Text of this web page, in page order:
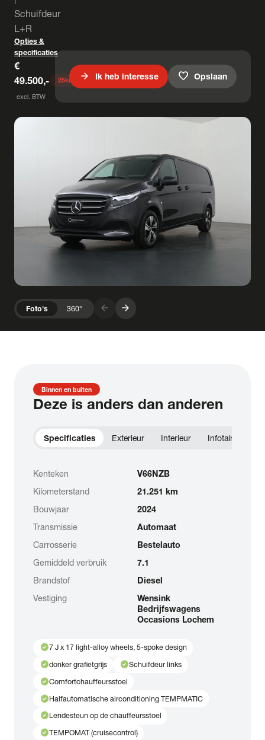
Schuifdeur
L+R
Opties &
specificaties
€
49.500,-
excl. BTW
25keer bekeken
arrow_forward Ik heb interesse favorite Opslaan
Foto's 360° arrow_forward arrow_forward
Binnen en buiten
Deze is anders dan anderen
Specificaties Exterieur Interieur Infotainment
Kenteken
V66NZB
Kilometerstand
21.251 km
Bouwjaar
2024
Transmissie
Automaat
Carrosserie
Bestelauto
Gemiddeld verbruik
7.1
Brandstof
Diesel
Vestiging
Wensink
Bedrijfswagens
Occasions Lochem
check_circle7 J x 17 light-alloy wheels, 5-spoke design
check_circledonker grafietgrijs check_circleSchuifdeur links
check_circleComfortchauffeursstoel
check_circleHalfautomatische airconditioning TEMPMATIC
check_circleLendesteun op de chauffeursstoel
check_circleTEMPOMAT (cruisecontrol)